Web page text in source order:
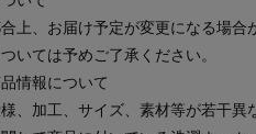
上、お届け予定が変更になる場合
いては予めご了承ください。
情報について
、加工、サイズ、素材等が若干異